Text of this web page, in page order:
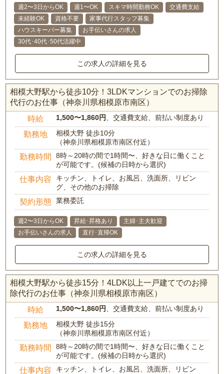
週2〜3日からOK 週1〜OK スキマ時間勤務OK
交通費支給
未経験OK
資格不要
家事代行スタッフ募集
ハウスキーパー募集
お手伝いさんの求人
30代･40代･50代活躍中
この求人の詳細を見る
相模大野駅から徒歩10分！3LDKマンションでのお掃除
代行のお仕事（神奈川県相模原市南区）
時給 1,500〜1,860円 、交通費支給、前払い制度あり
勤務地
相模大野 徒歩10分
（神奈川県相模原市南区付近）
勤務時間
8時～20時の間で1時間〜、好きな日に働くこと
が可能です。(候補の日時から選択)
仕事内容
キッチン、トイレ、お風呂、洗面所、リビン
グ、その他のお掃除
契約形態 業務委託
週2〜3日からOK 昇給･昇格あり
主婦･主夫歓迎
お手伝いさんの求人
直行･直帰OK
この求人の詳細を見る
相模大野駅から徒歩15分！4LDK以上一戸建てでのお掃
除代行のお仕事（神奈川県相模原市南区）
時給 1,500〜1,860円 、交通費支給、前払い制度あり
勤務地
相模大野 徒歩15分
（神奈川県相模原市南区付近）
勤務時間
8時～20時の間で1時間〜、好きな日に働くこと
が可能です。(候補の日時から選択)
仕事内容
キッチン、トイレ、お風呂、洗面所、リビン